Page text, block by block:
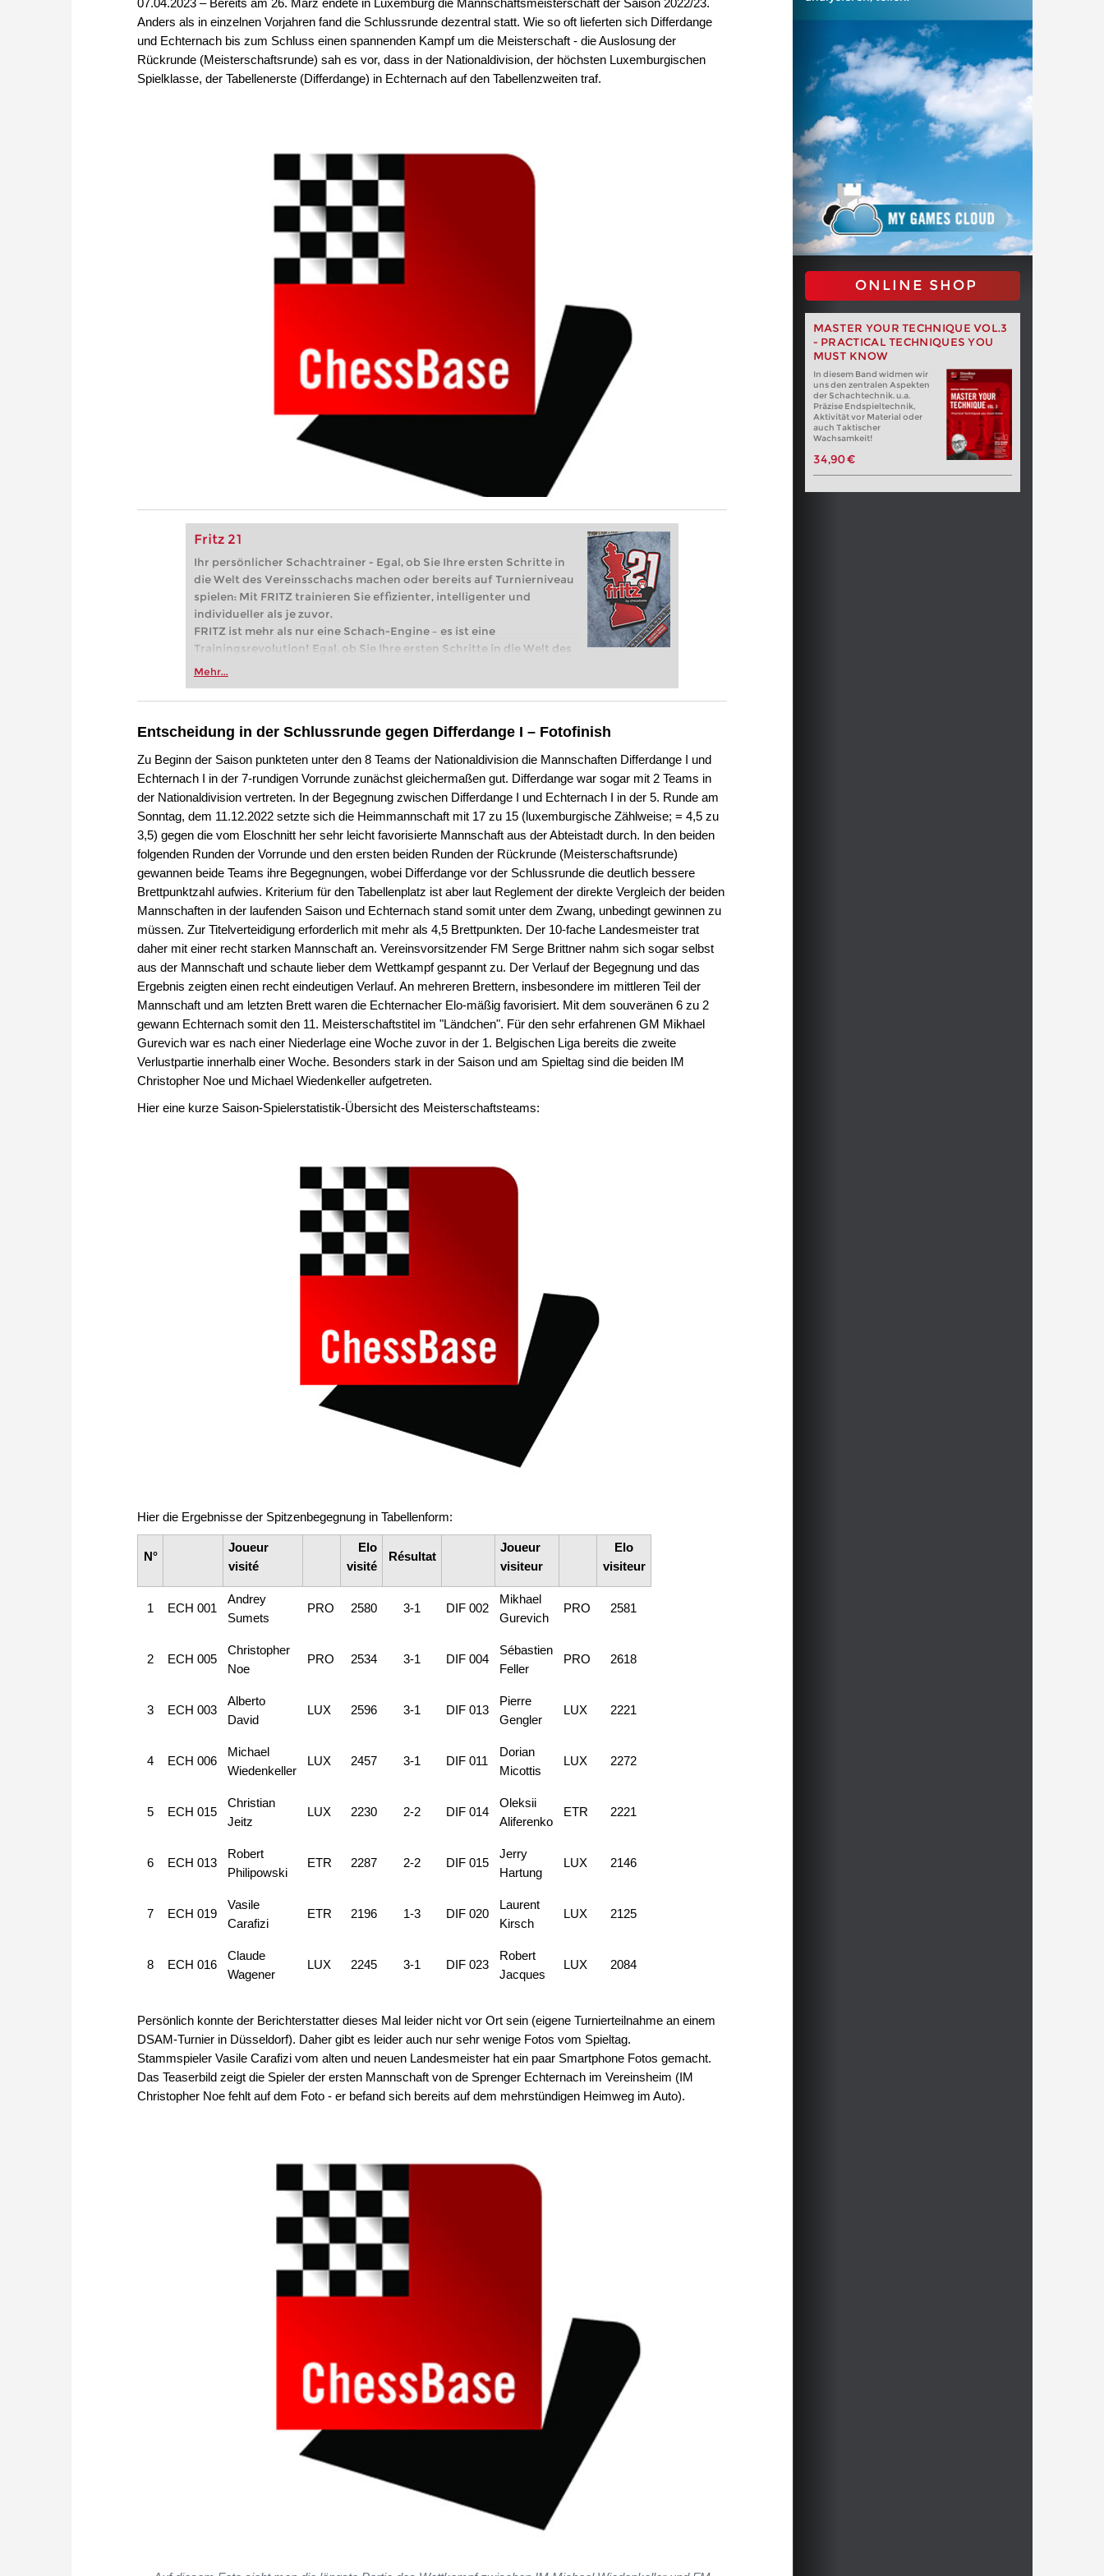
Anders als in einzelnen Vorjahren fand die Schlussrunde dezentral statt. Wie so oft lieferten sich Differdange
und Echternach bis zum Schluss einen spannenden Kampf um die Meisterschaft - die Auslosung der
Rückrunde (Meisterschaftsrunde) sah es vor, dass in der Nationaldivision, der höchsten Luxemburgischen
Spielklasse, der Tabellenerste (Differdange) in Echternach auf den Tabellenzweiten traf.
Fritz 21
Ihr persönlicher Schachtrainer - Egal, ob Sie Ihre ersten Schritte in
die Welt des Vereinsschachs machen oder bereits auf Turnierniveau
spielen: Mit FRITZ trainieren Sie effizienter, intelligenter und
individueller als je zuvor.
FRITZ ist mehr als nur eine Schach-Engine – es ist eine
Trainingsrevolution! Egal, ob Sie Ihre ersten Schritte in die Welt des
Vereinsschachs machen oder bereits auf Turnierniveau spielen: Mit
zuvor.
Mehr...
ONLINE SHOP
MASTER YOUR TECHNIQUE VOL.3
- PRACTICAL TECHNIQUES YOU
MUST KNOW
In diesem Band widmen wir
uns den zentralen Aspekten
der Schachtechnik. u.a.
Präzise Endspieltechnik,
Aktivität vor Material oder
auch Taktischer
Wachsamkeit!
34,90 €
Entscheidung in der Schlussrunde gegen Differdange I – Fotofinish
Zu Beginn der Saison punkteten unter den 8 Teams der Nationaldivision die Mannschaften Differdange I und
Echternach I in der 7-rundigen Vorrunde zunächst gleichermaßen gut. Differdange war sogar mit 2 Teams in
der Nationaldivision vertreten. In der Begegnung zwischen Differdange I und Echternach I in der 5. Runde am
Sonntag, dem 11.12.2022 setzte sich die Heimmannschaft mit 17 zu 15 (luxemburgische Zählweise; = 4,5 zu
3,5) gegen die vom Eloschnitt her sehr leicht favorisierte Mannschaft aus der Abteistadt durch. In den beiden
folgenden Runden der Vorrunde und den ersten beiden Runden der Rückrunde (Meisterschaftsrunde)
gewannen beide Teams ihre Begegnungen, wobei Differdange vor der Schlussrunde die deutlich bessere
Brettpunktzahl aufwies. Kriterium für den Tabellenplatz ist aber laut Reglement der direkte Vergleich der beiden
Mannschaften in der laufenden Saison und Echternach stand somit unter dem Zwang, unbedingt gewinnen zu
müssen. Zur Titelverteidigung erforderlich mit mehr als 4,5 Brettpunkten. Der 10-fache Landesmeister trat
daher mit einer recht starken Mannschaft an. Vereinsvorsitzender FM Serge Brittner nahm sich sogar selbst
aus der Mannschaft und schaute lieber dem Wettkampf gespannt zu. Der Verlauf der Begegnung und das
Ergebnis zeigten einen recht eindeutigen Verlauf. An mehreren Brettern, insbesondere im mittleren Teil der
Mannschaft und am letzten Brett waren die Echternacher Elo-mäßig favorisiert. Mit dem souveränen 6 zu 2
gewann Echternach somit den 11. Meisterschaftstitel im "Ländchen". Für den sehr erfahrenen GM Mikhael
Gurevich war es nach einer Niederlage eine Woche zuvor in der 1. Belgischen Liga bereits die zweite
Verlustpartie innerhalb einer Woche. Besonders stark in der Saison und am Spieltag sind die beiden IM
Christopher Noe und Michael Wiedenkeller aufgetreten.
Hier eine kurze Saison-Spielerstatistik-Übersicht des Meisterschaftsteams:
Hier die Ergebnisse der Spitzenbegegnung in Tabellenform:
N°
Joueur
visité
Elo
visité
Résultat
Joueur
visiteur
Elo
visiteur
1 ECH 001
Andrey
Sumets
PRO 2580 3-1 DIF 002
Mikhael
Gurevich
PRO 2581
2 ECH 005
Christopher
Noe
PRO 2534 3-1 DIF 004
Sébastien
Feller
PRO 2618
3 ECH 003
Alberto
David
LUX 2596 3-1 DIF 013
Pierre
Gengler
LUX 2221
4 ECH 006
Michael
Wiedenkeller
LUX 2457 3-1 DIF 011
Dorian
Micottis
LUX 2272
5 ECH 015
Christian
Jeitz
LUX 2230 2-2 DIF 014
Oleksii
Aliferenko
ETR 2221
6 ECH 013
Robert
Philipowski
ETR 2287 2-2 DIF 015
Jerry
Hartung
LUX 2146
7 ECH 019
Vasile
Carafizi
ETR 2196 1-3 DIF 020
Laurent
Kirsch
LUX 2125
8 ECH 016
Claude
Wagener
LUX 2245 3-1 DIF 023
Robert
Jacques
LUX 2084
Persönlich konnte der Berichterstatter dieses Mal leider nicht vor Ort sein (eigene Turnierteilnahme an einem
DSAM-Turnier in Düsseldorf). Daher gibt es leider auch nur sehr wenige Fotos vom Spieltag.
Stammspieler Vasile Carafizi vom alten und neuen Landesmeister hat ein paar Smartphone Fotos gemacht.
Das Teaserbild zeigt die Spieler der ersten Mannschaft von de Sprenger Echternach im Vereinsheim (IM
Christopher Noe fehlt auf dem Foto - er befand sich bereits auf dem mehrstündigen Heimweg im Auto).